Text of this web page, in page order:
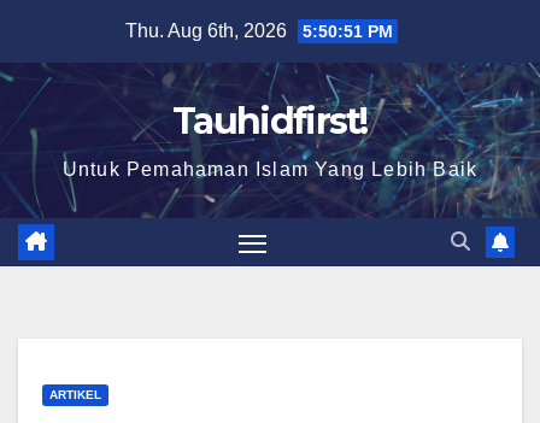
content
Thu. Aug 6th, 2026 5:50:52 PM
Tauhidfirst!
Untuk Pemahaman Islam Yang Lebih Baik
ARTIKEL